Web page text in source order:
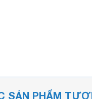
SẢN PHẨM